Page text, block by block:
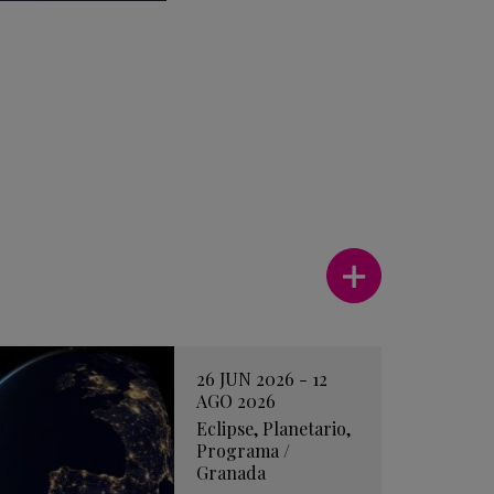
Ver más
26 JUN 2026 - 12
AGO 2026
Eclipse, Planetario,
Programa/
Granada